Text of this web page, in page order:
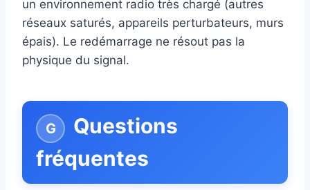
un environnement radio très chargé (autres
réseaux saturés, appareils perturbateurs, murs
épais). Le redémarrage ne résout pas la
physique du signal.
Questions
fréquentes